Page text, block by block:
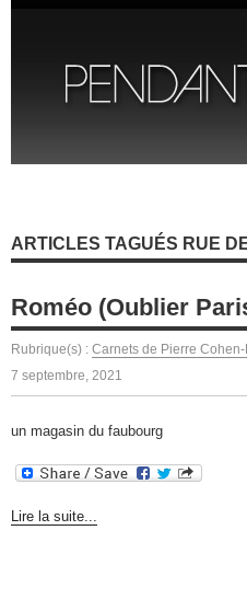
ARTICLES TAGUÉS RUE
Roméo (Oublier
Rubrique(s) : Carnets de Pierre
7 septembre, 2021
un magasin du faubourg
Lire la suite...